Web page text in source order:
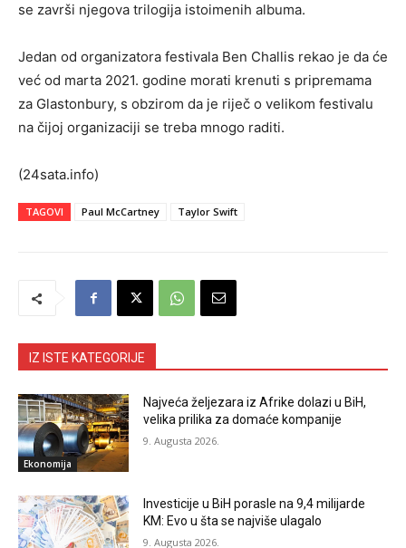
se završi njegova trilogija istoimenih albuma.
Jedan od organizatora festivala Ben Challis rekao je da će
već od marta 2021. godine morati krenuti s pripremama
za Glastonbury, s obzirom da je riječ o velikom festivalu
na čijoj organizaciji se treba mnogo raditi.
(24sata.info)
TAGOVI Paul McCartney Taylor Swift
IZ ISTE KATEGORIJE
Ekonomija
Najveća željezara iz Afrike dolazi u BiH,
velika prilika za domaće kompanije
9. Augusta 2026.
Investicije u BiH porasle na 9,4 milijarde
KM: Evo u šta se najviše ulagalo
9. Augusta 2026.